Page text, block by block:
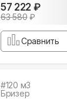
57 222 ₽
63 580₽
Сравнить
#120 м3
Бризер